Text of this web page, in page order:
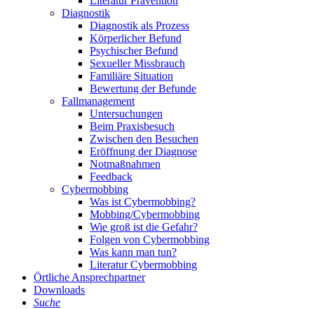
Diagnostik
Diagnostik als Prozess
Körperlicher Befund
Psychischer Befund
Sexueller Missbrauch
Familiäre Situation
Bewertung der Befunde
Fallmanagement
Untersuchungen
Beim Praxisbesuch
Zwischen den Besuchen
Eröffnung der Diagnose
Notmaßnahmen
Feedback
Cybermobbing
Was ist Cybermobbing?
Mobbing/Cybermobbing
Wie groß ist die Gefahr?
Folgen von Cybermobbing
Was kann man tun?
Literatur Cybermobbing
Örtliche Ansprechpartner
Downloads
Suche